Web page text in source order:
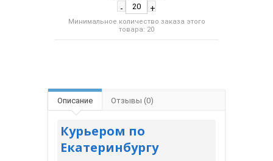
-
+
Минимальное количество заказа этого
товара: 20
Описание Отзывы (0)
Курьером по
Екатеринбургу